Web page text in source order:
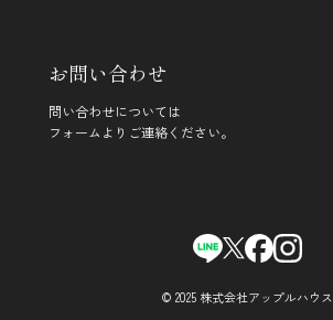
お問い合わせ
問い合わせについては
フォームよりご連絡ください。
© 2025 株式会社アップルハウス